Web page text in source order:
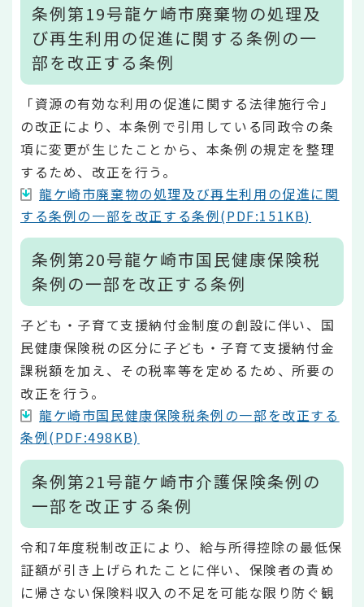
条例第19号龍ケ崎市廃棄物の処理及
び再生利用の促進に関する条例の一
部を改正する条例
「資源の有効な利用の促進に関する法律施行令」
の改正により、本条例で引用している同政令の条
項に変更が生じたことから、本条例の規定を整理
するため、改正を行う。
龍ケ崎市廃棄物の処理及び再生利用の促進に関
する条例の一部を改正する条例(PDF:151KB)
条例第20号龍ケ崎市国民健康保険税
条例の一部を改正する条例
子ども・子育て支援納付金制度の創設に伴い、国
民健康保険税の区分に子ども・子育て支援納付金
課税額を加え、その税率等を定めるため、所要の
改正を行う。
龍ケ崎市国民健康保険税条例の一部を改正する
条例(PDF:498KB)
条例第21号龍ケ崎市介護保険条例の
一部を改正する条例
令和7年度税制改正により、給与所得控除の最低保
証額が引き上げられたことに伴い、保険者の責め
に帰さない保険料収入の不足を可能な限り防ぐ観